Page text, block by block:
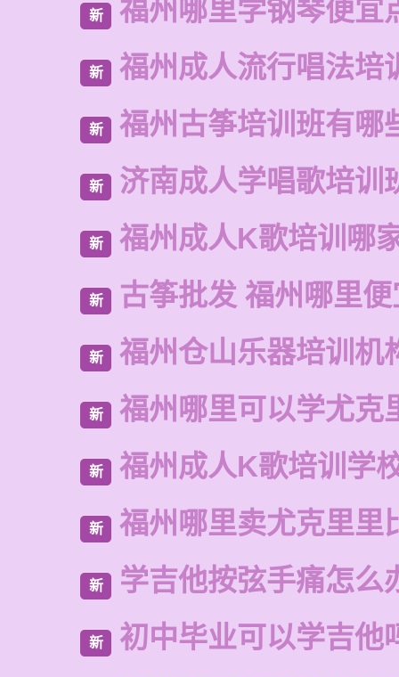
新 福州哪里学钢琴便宜
新 福州成人流行唱法培
新 福州古筝培训班有哪
新 济南成人学唱歌培训
新 福州成人K歌培训哪
新 古筝批发 福州哪里
新 福州仓山乐器培训机
新 福州哪里可以学尤克
新 福州成人K歌培训学
新 福州哪里卖尤克里里
新 学吉他按弦手痛怎么
新 初中毕业可以学吉他